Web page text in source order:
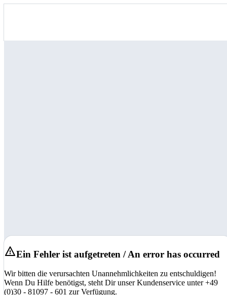
Ein Fehler ist aufgetreten / An error has occurred
Wir bitten die verursachten Unannehmlichkeiten zu entschuldigen!
Wenn Du Hilfe benötigst, steht Dir unser Kundenservice unter +49
(0)30 - 81097 - 601 zur Verfügung.